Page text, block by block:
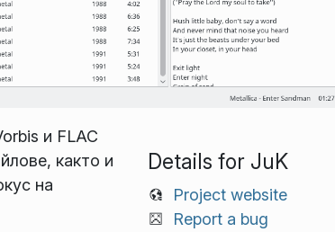
и FLAC
както и
на
Details for JuK
Project website
Report a bug